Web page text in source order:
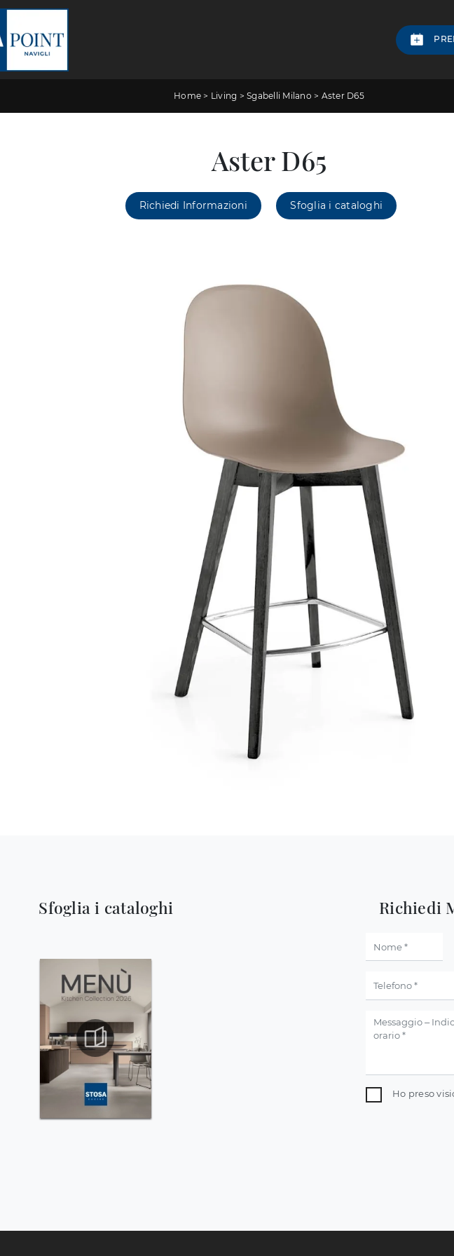
Home > Living >Sgabelli Milano > Aster D65
Aster D65
Richiedi Informazioni Sfoglia i cataloghi
Sfoglia i cataloghi Richiedi
Ho preso